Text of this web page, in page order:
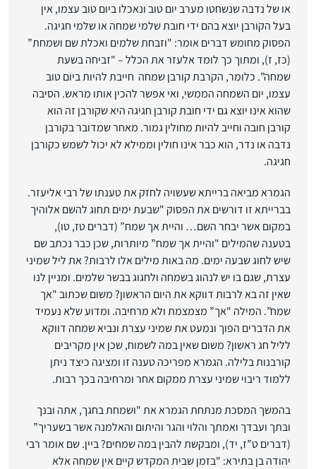
או של נדבה שנשחטו מערב יום טוב ונאכלו ביום טוב עצמו, אין
בעל הקורבן יוצא בהם ידי חובת שלמי שמחה או שלמי חגיגה.
הפסוק מחומש דברים אומר: "וזבחת שלמים ואכלת שם ושמחת”
(כז, ז), ומתוך כך לומד אלעזר את הכלל – "זביחה בשעת
שמחה”. כלומר, הקרבת קורבן שמחה חייבת להיות ביום טוב
עצמו, יום השמחה הממשי, ואי אפשר להכין אותו מראש. הסיבה
שהוא אינו יוצא גם ידי חובת קורבן חגיגה היא שקורבן זה הוא
קורבן חובה וחייב להיות מחולין גמור. מאחר שמדובר בקורבן
נדבה או נדר, הוא כבר אינו חולין וממילא לא יכול לשמש כקורבן
חגיגה.
הגמרא מביאה ברייתא שעשויה לחזק את טענתו של רבי אליעזר.
בברייתא זו דורשים את הפסוק "שבעת ימים תחוג להשם אלוהיך
במקום אשר יבחר השם… והיית אך שמח” (דברים טז, טו),
בטענה שהמילים "והיית אך שמח” מיותרות, שכן כבר נכתב שם
שיש לחוג שבעה ימים. מה באות מילים אלו לרבות? את ליל שמיני
עצרת, שגם בו יש לנהוג בשמחה ולחגוג בבשר שלמים. ומניין לנו
שאין זה בא לרבות דווקא את היום הראשון? משום שכתוב "אך
שמח”. המילה "אך” מצמצמת ולא מרחיבה. ומדוע שלא נעמיד
את הדברים הפוך ונמעט את שמיני עצרת ונביא שמחה דווקא
לליל חג ראשון? משום שאין במה לשמוח, שכן אין מקריבים
קורבנות בלילה. הגמרא מפריכה טענה זו ומציגה כיצד ניתן
ללמוד ריבוי שמיני עצרת ממקום אחר ומרחיבה בכך רבות.
בהמשך המסכת מנתחת הגמרא את "ושמחת בחגך, אתה ובנך
ובתך ועבדך ואמתך והלוי והגר והיתום והאלמנה אשר בשעריך”
(דברים ט”ז, יד), ומבקשת להבין במה שמחים? ביין. שם אומר רבי
יהודה בן בתירא: "בזמן שבית המקדש קיים אין שמחה אלא